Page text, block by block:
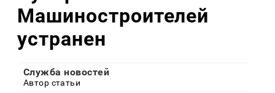
Машиностроителей
устранен
Служба новостей
Автор статьи